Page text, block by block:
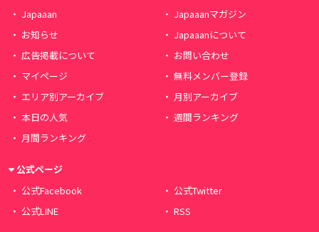
Japaaan
Japaaanマガジン
お知らせ
Japaaanについて
広告掲載について
お問い合わせ
マイページ
無料メンバー登録
エリア別アーカイブ
月別アーカイブ
本日の人気
週間ランキング
月間ランキング
公式ページ
公式Facebook
公式Twitter
公式LINE
RSS